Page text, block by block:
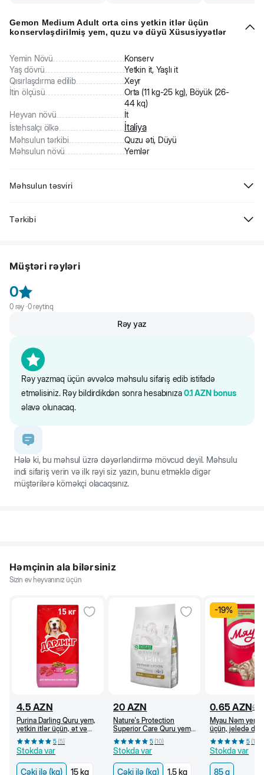
Gemon Medium Adult orta cins yetkin itlər üçün
konservləşdirilmiş yem, quzu və düyü Xüsusiyyətlər
Yemin Növü
Konserv
Yaş dövrü
Yetkin it, Yaşlı it
Qısırlaşdırma edilib
Xeyr
İtin ölçüsü
Orta (11 kg-25 kg), Böyük (26-
44 kq)
Heyvan növü
İt
İstehsalçı ölkə
İtaliya
Məhsulun tərkibi
Quzu əti, Düyü
Məhsulun növü
Yemlər
Məhsulun təsviri
qidalanması üçün xüsusi olaraq hazırlanmışdır. Bişmiş quzu parçaları
turşuları və minerallar artıq yemin bir hissəsidir. GMO, süni rənglər və
bədənin su balansını tənzimləyir. Quru və yaş qidaların birləşməsi ev
heyvanınızın sağlamlığını tarazlaşdırmaq üçün optimaldır.
Tərkibi
6%, xam lif 0,5%, xam kül 2,7%, nəm 80%. Enerji dəyəri: 972 kkal /
Müştəri rəyləri
0
0rəy ·0reytinq
Rəy yazmaq üçün əvvəlcə məhsulu sifariş edib istifadə
etməlisiniz. Rəy bildirdikdən sonra hesabınıza0.1 AZN bonus
əlavə olunacaq.
Rəy yaz
Hələ ki, bu məhsul üzrə dəyərləndirmə mövcud deyil. Məhsulu
indi sifariş verin və ilk rəyi siz yazın, bunu etməklə digər
müştərilərə köməkçi olacaqsınız.
Həmçinin ala bilərsiniz
Sizin ev heyvanınız üçün
4.5 AZN
Purina Darling Quru yem,
yetkin itlər üçün, ət və
tərəvəzlər ilə (kq)
5(5)
Stokda var
Çəki ilə (kq) 15 kq
20 AZN
Nature's Protection
Superior Care Quru yem,
kiçik cins ağ itlər üçün,
dənsiz, quzu əti ilə (kg)
5(10)
Stokda var
Çəki ilə (kq)
1,5 kq
-19%
0.65 AZN0.8
Myau Nəm yem,
üçün, jeledə
tərəvəzlərlə, 85
5(10
Stokda var
85 q